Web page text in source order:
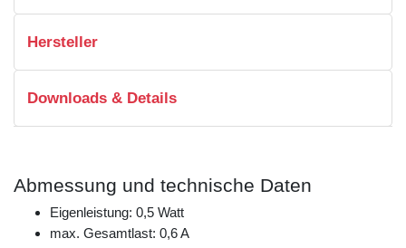
Hersteller
Downloads & Details
Abmessung und technische Daten
Eigenleistung: 0,5 Watt
max. Gesamtlast: 0,6 A